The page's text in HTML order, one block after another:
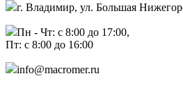
г. Владимир, ул. Большая
Пн - Чт: с 8:00 до 17:00,
Пт: с 8:00 до 16:00
info@macromer.ru